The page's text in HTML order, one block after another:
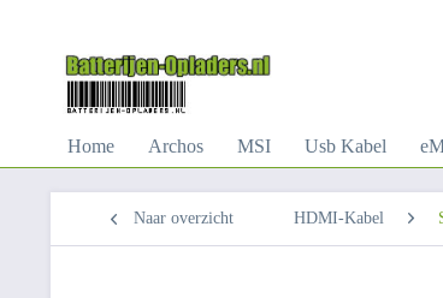
Home Archos MSI Usb Kabel
Naar overzicht HDMI-Kabel